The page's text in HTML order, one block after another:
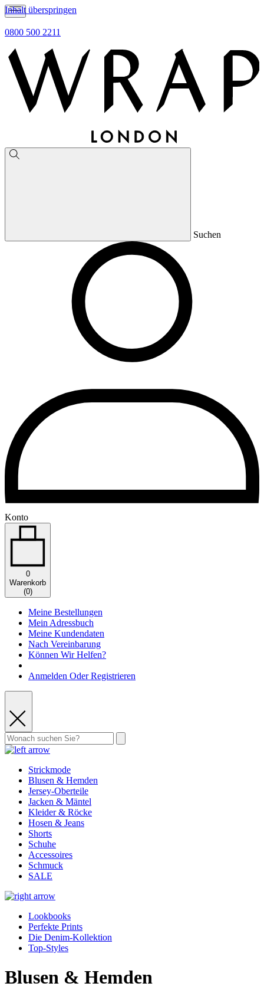
Inhalt überspringen
0800 500 2211
Suchen
Konto
0
Warenkorb
(0)
Meine Bestellungen
Mein Adressbuch
Meine Kundendaten
Nach Vereinbarung
Können Wir Helfen?
Anmelden Oder Registrieren
Strickmode
Blusen & Hemden
Jersey-Oberteile
Jacken & Mäntel
Kleider & Röcke
Hosen & Jeans
Shorts
Schuhe
Accessoires
Schmuck
SALE
Lookbooks
Perfekte Prints
Die Denim-Kollektion
Top-Styles
Blusen & Hemden